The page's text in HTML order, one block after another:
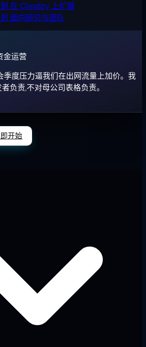
在 Cloudzy 上扩展
面向研究与团队
金运营
季度压力逼我们在出网流量上加价。我
负责,不对母公司表格负责。
开始